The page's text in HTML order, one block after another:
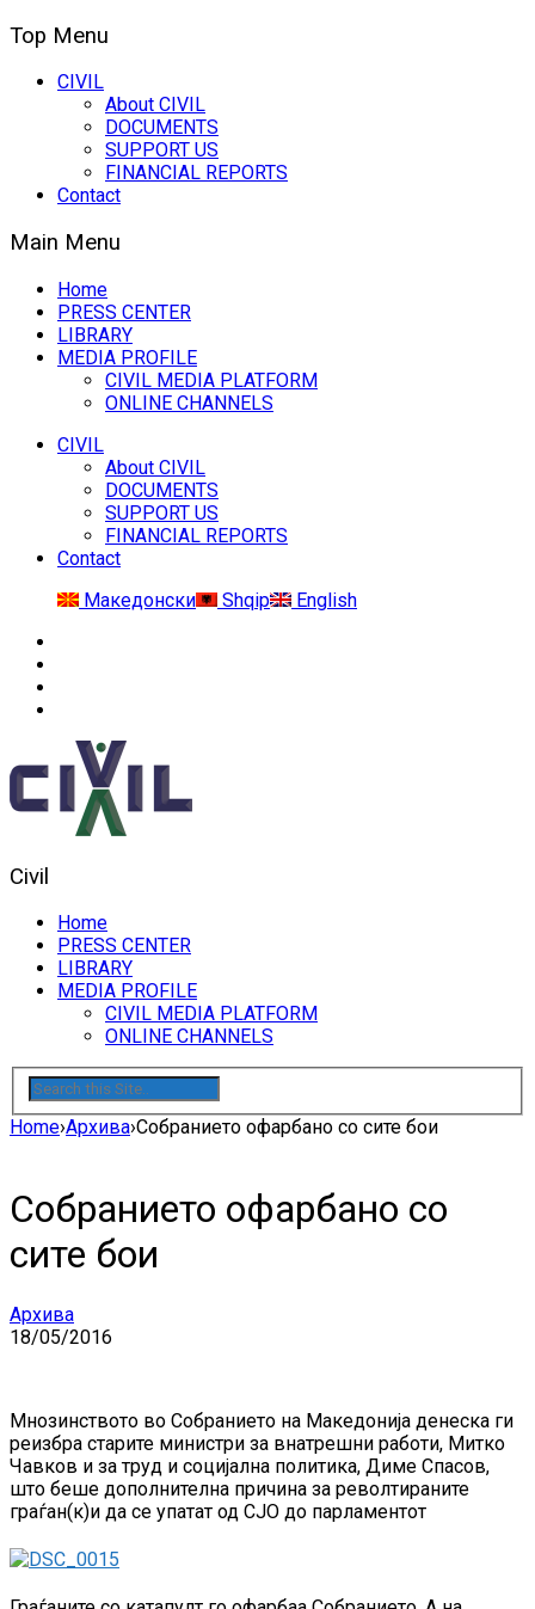
Top Menu
CIVIL
About CIVIL
DOCUMENTS
SUPPORT US
FINANCIAL REPORTS
Contact
Main Menu
Home
PRESS CENTER
LIBRARY
MEDIA PROFILE
CIVIL MEDIA PLATFORM
ONLINE CHANNELS
CIVIL
About CIVIL
DOCUMENTS
SUPPORT US
FINANCIAL REPORTS
Contact
Македонски
Shqip English
Civil
Home
PRESS CENTER
LIBRARY
MEDIA PROFILE
CIVIL MEDIA PLATFORM
ONLINE CHANNELS
Home›Архива›Собранието офарбано со сите бои
Собранието офарбано со
сите бои
Архива
18/05/2016
Мнозинството во Собранието на Македонија денеска ги
реизбра старите министри за внатрешни работи, Митко
Чавков и за труд и социјална политика, Диме Спасов,
што беше дополнителна причина за револтираните
граѓан(к)и да се упатат од СЈО до парламентот